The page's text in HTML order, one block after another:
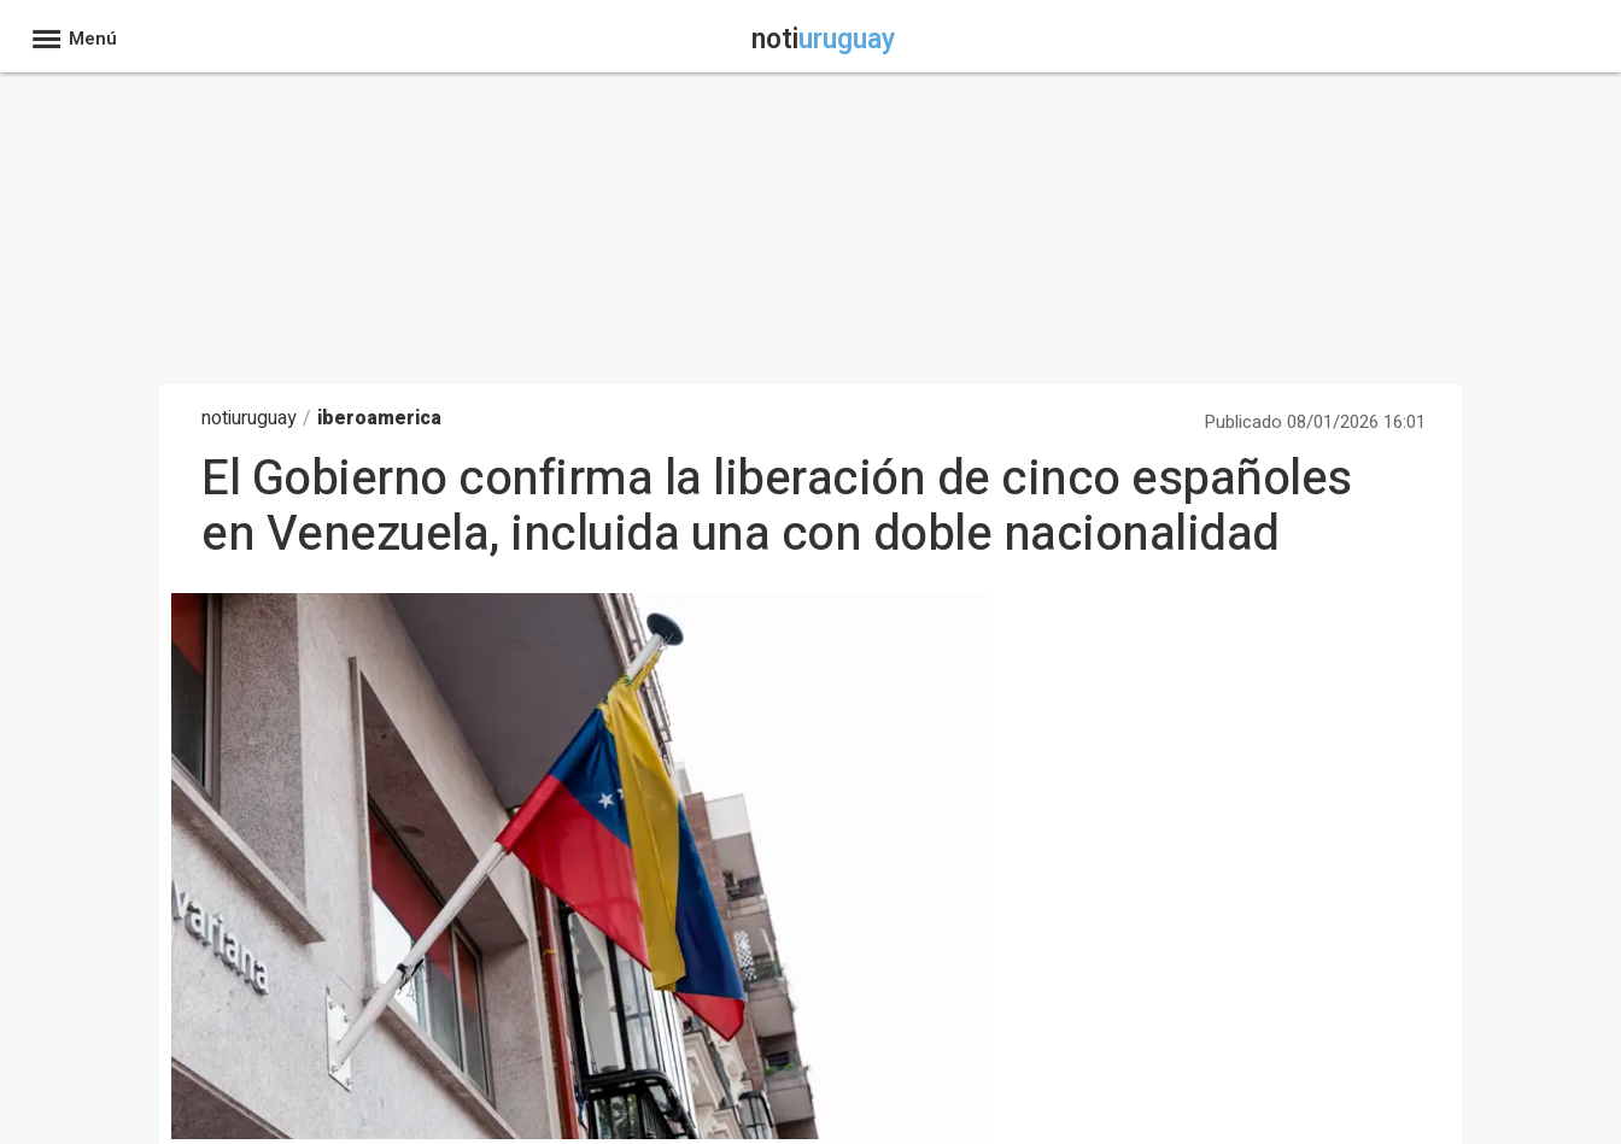
Menú notiuruguay
notiuruguay / iberoamerica Publicado 08/01/2026 16:01
El Gobierno confirma la liberación de cinco españoles
en Venezuela, incluida una con doble nacionalidad